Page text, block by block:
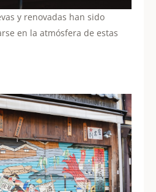
y renovadas han sido
en la atmósfera de estas